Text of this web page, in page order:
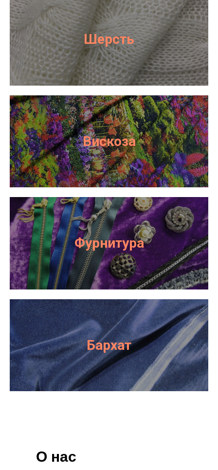
Шерсть
Вискоза
Фурнитура
Бархат
О нас